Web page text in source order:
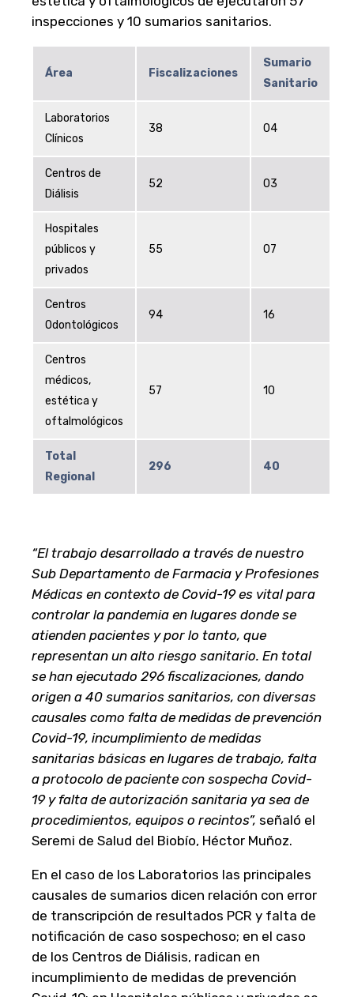
inspecciones y 10 sumarios sanitarios.
Área Fiscalizaciones
Sumario
Sanitario
Laboratorios
Clínicos
38 04
Centros de
Diálisis
52 03
Hospitales
públicos y
privados
55 07
Centros
Odontológicos
94 16
Centros
médicos,
estética y
oftalmológicos
57 10
Total
Regional
296 40
“El trabajo desarrollado a través de nuestro
Sub Departamento de Farmacia y Profesiones
Médicas en contexto de Covid-19 es vital para
controlar la pandemia en lugares donde se
atienden pacientes y por lo tanto, que
representan un alto riesgo sanitario. En total
se han ejecutado 296 fiscalizaciones, dando
origen a 40 sumarios sanitarios, con diversas
causales como falta de medidas de prevención
Covid-19, incumplimiento de medidas
sanitarias básicas en lugares de trabajo, falta
a protocolo de paciente con sospecha Covid-
19 y falta de autorización sanitaria ya sea de
procedimientos, equipos o recintos”, señaló el
Seremi de Salud del Biobío, Héctor Muñoz.
En el caso de los Laboratorios las principales
causales de sumarios dicen relación con error
de transcripción de resultados PCR y falta de
notificación de caso sospechoso; en el caso
de los Centros de Diálisis, radican en
incumplimiento de medidas de prevención